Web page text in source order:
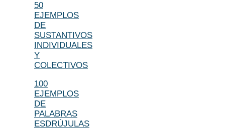
50
EJEMPLOS
DE
SUSTANTIVOS
INDIVIDUALES
Y
COLECTIVOS
100
EJEMPLOS
DE
PALABRAS
ESDRÚJULAS